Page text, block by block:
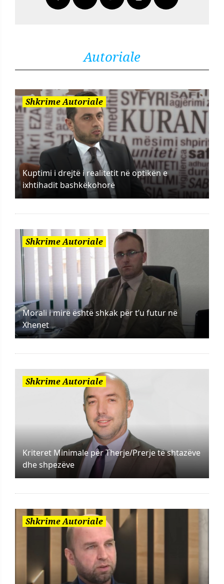
Autoriale
Shkrime Autoriale
Kuptimi i drejtë i realitetit në optikën e
ixhtihadit bashkëkohorë
Shkrime Autoriale
Morali i mirë është shkak për t’u futur në
Xhenet
Shkrime Autoriale
Kriteret Minimale për Therje/Prerje të shtazëve
dhe shpezëve
Shkrime Autoriale